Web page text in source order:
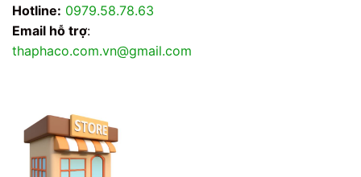
Hotline: 0979.58.78.63
Email hỗ trợ:
thaphaco.com.vn@gmail.com